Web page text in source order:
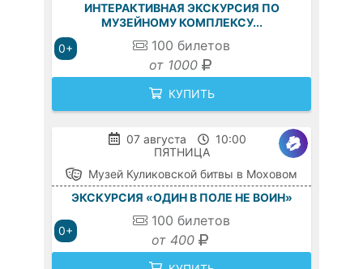
0+
ИНТЕРАКТИВНАЯ ЭКСКУРСИЯ ПО
МУЗЕЙНОМУ КОМПЛЕКСУ...
100 билетов
от 1000
КУПИТЬ
07 августа
10:00
ПЯТНИЦА
0+
Музей Куликовской битвы в Моховом
ЭКСКУРСИЯ «ОДИН В ПОЛЕ НЕ ВОИН»
100 билетов
от 400